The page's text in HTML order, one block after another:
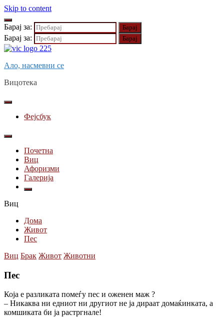
Skip to content
Барај за:
Барај за:
Ало, насмевни се
Вицотека
Фејсбук
Почетна
Виц
Афоризми
Галерија
Виц
Дома
Живот
Пес
Виц Брак Живот Животни
Пес
Која е разликата помеѓу пес и оженен маж ?
– Никаква ни едниот ни другиот не ја дираат домаќинката, а
комшиката би ја растргнале!